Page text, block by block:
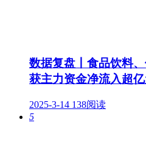
数据复盘丨食品饮料
获主力资金净流入超
2025-3-14 138阅读
5